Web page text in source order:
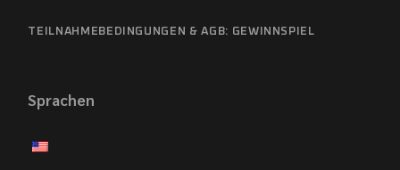
TEILNAHMEBEDINGUNGEN & AGB: GEWINNSPIEL
Sprachen